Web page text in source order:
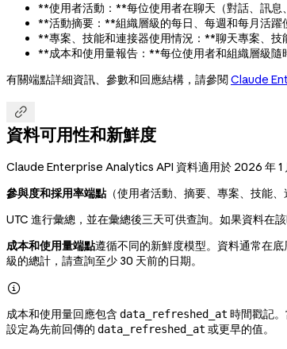
**使用者活動：**每位使用者在聊天（對話、訊
**活動摘要：**組織層級的每日、每週和每月活躍
**專案、技能和連接器使用情況：**聊天專案、技
**成本和使用量報告：**每位使用者和組織層級
有關端點詳細資訊、參數和回應結構，請參閱 Claude

資料可用性和新鮮度
Claude Enterprise Analytics API 資料適用於 2026 年 1
參與度和採用率端點（使用者活動、摘要、專案、技能
UTC 進行彙總，並在彙總後三天可供查詢。如果資料在
成本和使用量端點遵循不同的新鮮度模型。資料通常在
級的總計，請查詢至少 30 天前的日期。

成本和使用量回應包含 data_refreshed_at 時間戳記
設定為先前回傳的 data_refreshed_at 或更早的值。